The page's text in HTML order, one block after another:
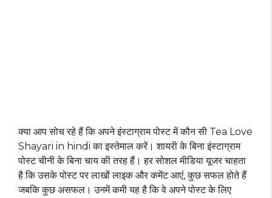
क्या आप सोच रहे हैं कि अपने इंस्टाग्राम पोस्ट में कौन सी Tea Love
Shayari in hindi का इस्तेमाल करें। शायरी के बिना इंस्टाग्राम
पोस्ट चीनी के बिना चाय की तरह हैं। हर सोशल मीडिया यूजर चाहता
है कि उसके पोस्ट पर लाखों लाइक और कमेंट आएं, कुछ सफल होते हैं
जबकि कुछ असफल। उनमें कमी यह है कि वे अपने पोस्ट के लिए